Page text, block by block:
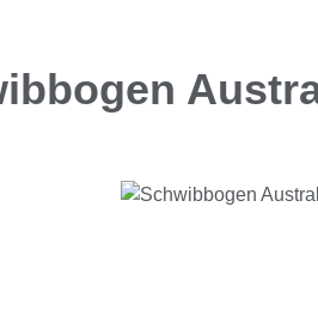
überspringen